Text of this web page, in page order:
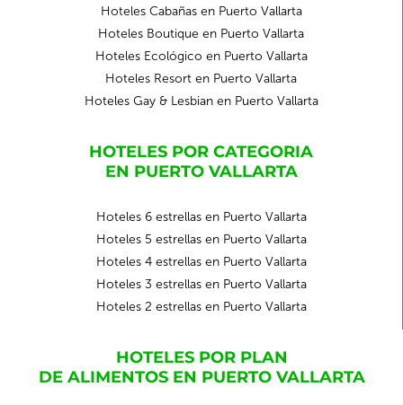
Hoteles Cabañas en Puerto Vallarta
Hoteles Boutique en Puerto Vallarta
Hoteles Ecológico en Puerto Vallarta
Hoteles Resort en Puerto Vallarta
Hoteles Gay & Lesbian en Puerto Vallarta
HOTELES POR CATEGORIA
EN PUERTO VALLARTA
Hoteles 6 estrellas en Puerto Vallarta
Hoteles 5 estrellas en Puerto Vallarta
Hoteles 4 estrellas en Puerto Vallarta
Hoteles 3 estrellas en Puerto Vallarta
Hoteles 2 estrellas en Puerto Vallarta
HOTELES POR PLAN
DE ALIMENTOS EN PUERTO VALLARTA